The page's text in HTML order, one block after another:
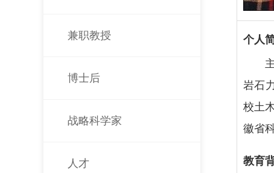
兼职教授
博士后
战略科学家
人才
个人
岩石
校土
徽省
教育